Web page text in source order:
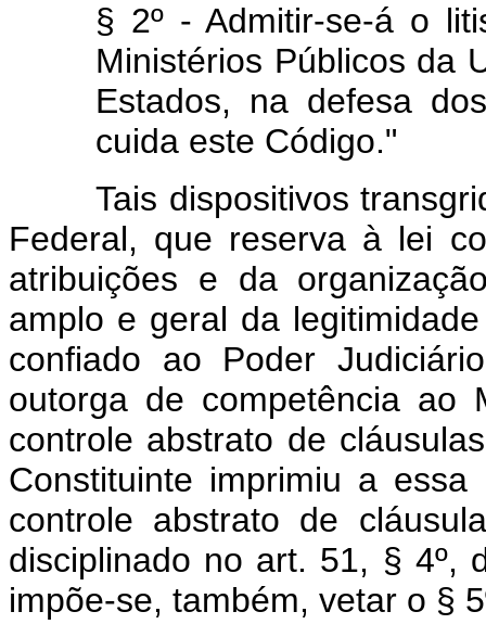
§ 2º - Admitir-se-á o
Ministérios Públicos da
Estados, na defesa
cuida este Código."
Tais dispositivos
Federal, que reserva à lei
atribuições e da
amplo e geral da
confiado ao Poder
outorga de competência ao
controle abstrato de
Constituinte imprimiu a
controle abstrato de
disciplinado no art. 51, § 4º,
impõe-se, também, vetar o §